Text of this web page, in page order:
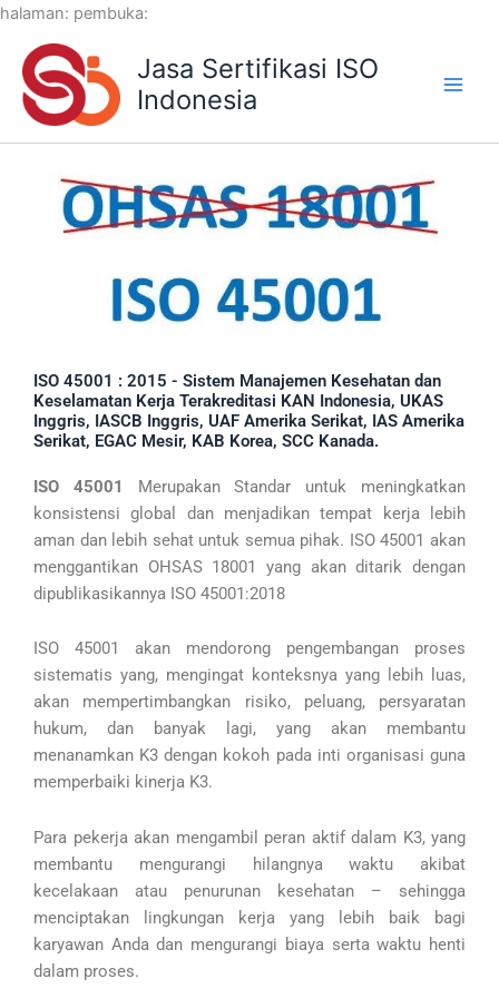
halaman: pembuka:
konten
Jasa Sertifikasi ISO
Indonesia
ISO 45001 : 2015 - Sistem Manajemen Kesehatan dan
Keselamatan Kerja Terakreditasi KAN Indonesia, UKAS
Inggris, IASCB Inggris, UAF Amerika Serikat, IAS Amerika
Serikat, EGAC Mesir, KAB Korea, SCC Kanada.
ISO 45001 Merupakan Standar untuk meningkatkan
konsistensi global dan menjadikan tempat kerja lebih
aman dan lebih sehat untuk semua pihak. ISO 45001 akan
menggantikan OHSAS 18001 yang akan ditarik dengan
dipublikasikannya ISO 45001:2018
ISO 45001 akan mendorong pengembangan proses
sistematis yang, mengingat konteksnya yang lebih luas,
akan mempertimbangkan risiko, peluang, persyaratan
hukum, dan banyak lagi, yang akan membantu
menanamkan K3 dengan kokoh pada inti organisasi guna
memperbaiki kinerja K3.
Para pekerja akan mengambil peran aktif dalam K3, yang
membantu mengurangi hilangnya waktu akibat
kecelakaan atau penurunan kesehatan – sehingga
menciptakan lingkungan kerja yang lebih baik bagi
karyawan Anda dan mengurangi biaya serta waktu henti
dalam proses.